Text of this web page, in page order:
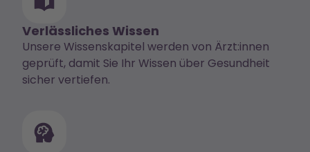
Verlässliches Wissen
Unsere Wissenskapitel werden von Ärzt:innen
geprüft, damit Sie Ihr Wissen über Gesundheit
sicher vertiefen.